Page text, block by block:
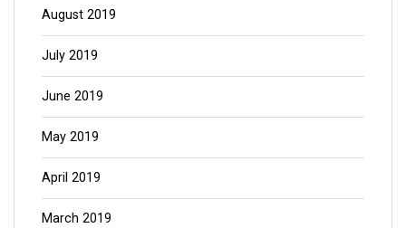
August 2019
July 2019
June 2019
May 2019
April 2019
March 2019